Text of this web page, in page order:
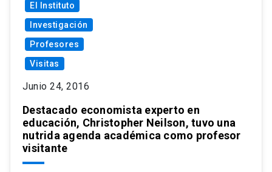
El Instituto
Investigación
Profesores
Visitas
Junio 24, 2016
Destacado economista experto en
educación, Christopher Neilson, tuvo una
nutrida agenda académica como profesor
visitante